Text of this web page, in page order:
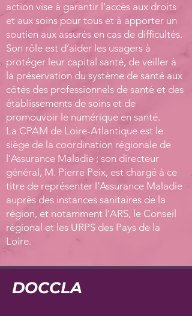
action vise à garantir l’accès aux droits
et aux soins pour tous et à apporter un
soutien aux assurés en cas de difficultés.
Son rôle est d’aider les usagers à
protéger leur capital santé, de veiller à
la préservation du système de santé aux
côtés des professionnels de santé et des
établissements de soins et de
promouvoir le numérique en santé.
La CPAM de Loire-Atlantique est le
siège de la coordination régionale de
l’Assurance Maladie ; son directeur
général, M. Pierre Peix, est chargé à ce
titre de représenter l’Assurance Maladie
auprès des instances sanitaires de la
région, et notamment l’ARS, le Conseil
régional et les URPS des Pays de la
Loire.
DOCCLA